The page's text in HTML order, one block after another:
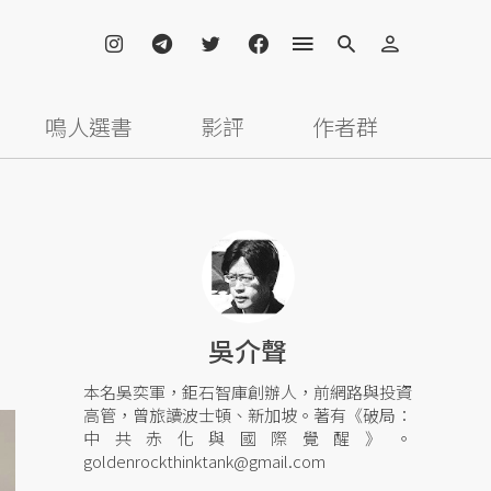
鳴人選書 影評 作者群
吳介聲
本名吳奕軍，鉅石智庫創辦人，前網路與投資
高管，曾旅讀波士頓、新加坡。著有《破局：
中共赤化與國際覺醒》。
goldenrockthinktank@gmail.com